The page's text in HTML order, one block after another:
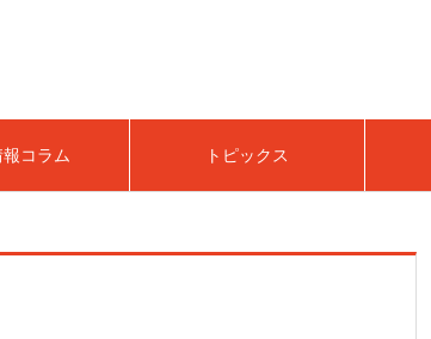
コラム トピックス